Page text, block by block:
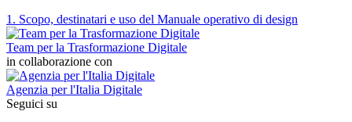
1. Scopo, destinatari e uso del Manuale operativo di design
Team per la Trasformazione Digitale
in collaborazione con
Agenzia per l'Italia Digitale
Seguici su